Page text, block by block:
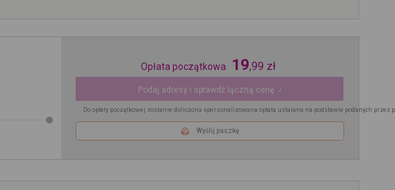
Opłata początkowa 19,99 zł
Podaj adresy i sprawdź łączną cenę
Do opłaty początkowej zostanie doliczona spersonalizowana opłata ustalana na podstawie podanych przez
Wyślij paczkę